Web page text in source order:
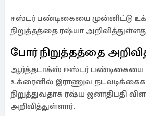
ஈஸ்டர் பண்டிகையை முன்னிட்டு
நிறுத்தத்தை ரஷ்யா
போர் நிறுத்தத்தை
ஆர்த்தடாக்ஸ் ஈஸ்டர் பண்டிகையை
உக்ரைனில் இராணுவ
நிறுத்துவதாக ரஷ்ய ஜனாதிபதி
அறிவித்துள்ளார்.